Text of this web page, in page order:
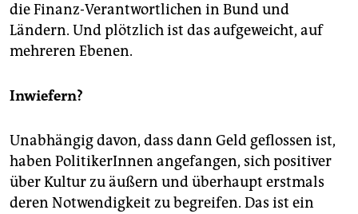
die Finanz-Verantwortlichen in Bund und
Ländern. Und plötzlich ist das aufgeweicht, auf
mehreren Ebenen.
Inwiefern?
Unabhängig davon, dass dann Geld geflossen ist,
haben PolitikerInnen angefangen, sich positiver
über Kultur zu äußern und überhaupt erstmals
deren Notwendigkeit zu begreifen. Das ist ein